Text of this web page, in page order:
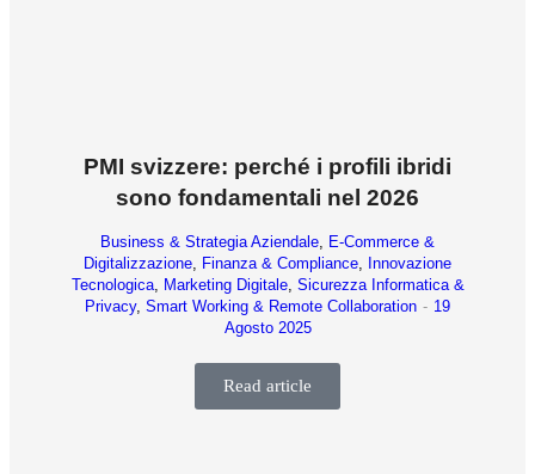
PMI svizzere: perché i profili ibridi
sono fondamentali nel 2026
Business & Strategia Aziendale, E-Commerce &
Digitalizzazione, Finanza & Compliance, Innovazione
Tecnologica, Marketing Digitale, Sicurezza Informatica &
Privacy, Smart Working & Remote Collaboration
19
Agosto 2025
Read article